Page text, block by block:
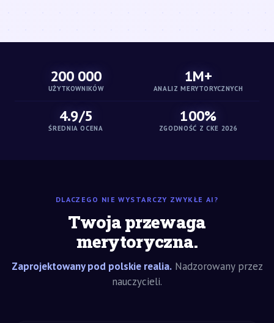
200 000
UŻYTKOWNIKÓW
1M+
ANALIZ MERYTORYCZNYCH
4.9/5
ŚREDNIA OCENA
100%
ZGODNOŚĆ Z CKE 2026
DLACZEGO NIE WYSTARCZY ZWYKŁE AI?
Twoja przewaga
merytoryczna.
Zaprojektowany pod polskie realia.Nadzorowany przez
nauczycieli.